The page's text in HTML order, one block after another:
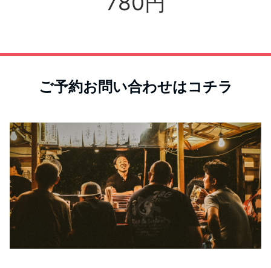
ご予約お問い合わせはコチラ